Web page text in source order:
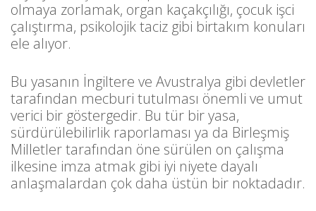
olmaya zorlamak, organ kaçakçılığı, çocuk işci
çalıştırma, psikolojik taciz gibi birtakım konuları
ele alıyor.
Bu yasanın İngiltere ve Avustralya gibi devletler
tarafından mecburi tutulması önemli ve umut
verici bir göstergedir. Bu tür bir yasa,
sürdürülebilirlik raporlaması ya da Birleşmiş
Milletler tarafından öne sürülen on çalışma
ilkesine imza atmak gibi iyi niyete dayalı
anlaşmalardan çok daha üstün bir noktadadır.